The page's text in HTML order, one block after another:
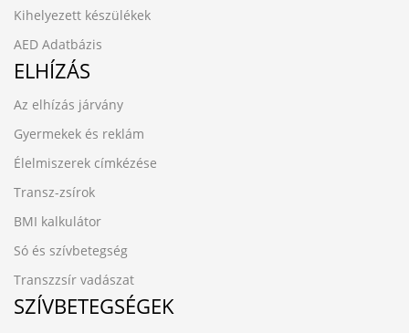
Kihelyezett készülékek
AED Adatbázis
ELHÍZÁS
Az elhízás járvány
Gyermekek és reklám
Élelmiszerek címkézése
Transz-zsírok
BMI kalkulátor
Só és szívbetegség
Transzzsír vadászat
SZÍVBETEGSÉGEK